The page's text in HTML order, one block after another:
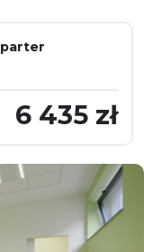
parter
6 435 zł